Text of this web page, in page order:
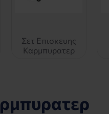
Σετ Επισκευης
Καρμπυρατερ